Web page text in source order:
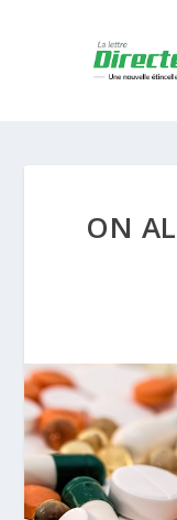
ON